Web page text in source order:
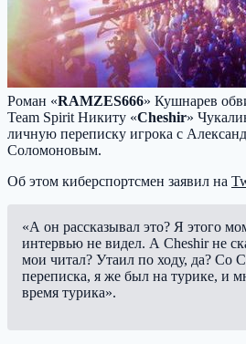
Роман «RAMZES666» Кушнарев
Team SpiritНикиту «Cheshir»
личную переписку игрока с
Соломоновым.
Об этом киберспортсмен заявил на
«А он рассказывал это? Я этого
интервью не видел. А Cheshir не
мои читал? Утаил по ходу, да? Со
переписка, я же был на турике, и
время турика».